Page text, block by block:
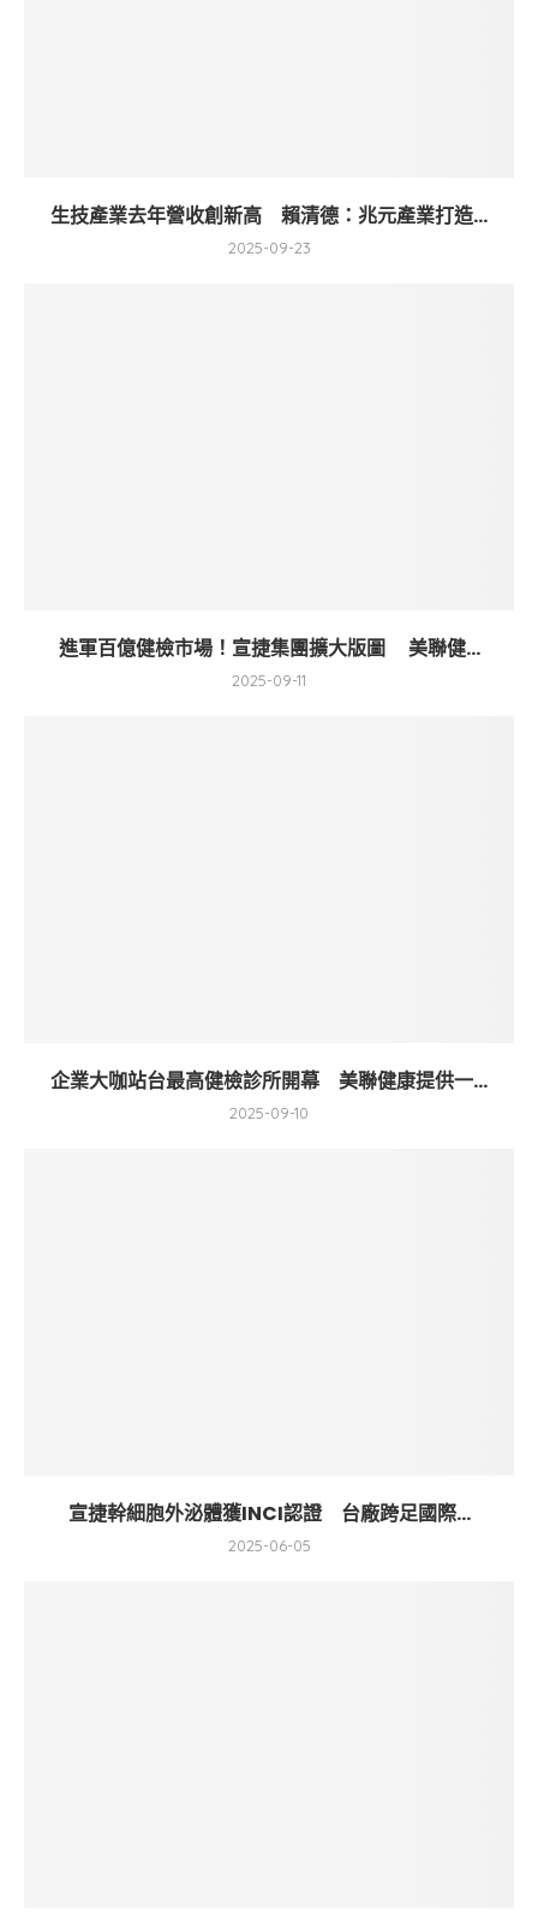
生技產業去年營收創新高 賴清德：兆元產業打造...
2025-09-23
進軍百億健檢市場！宣捷集團擴大版圖 美聯健...
2025-09-11
企業大咖站台最高健檢診所開幕 美聯健康提供一...
2025-09-10
宣捷幹細胞外泌體獲INCI認證 台廠跨足國際...
2025-06-05